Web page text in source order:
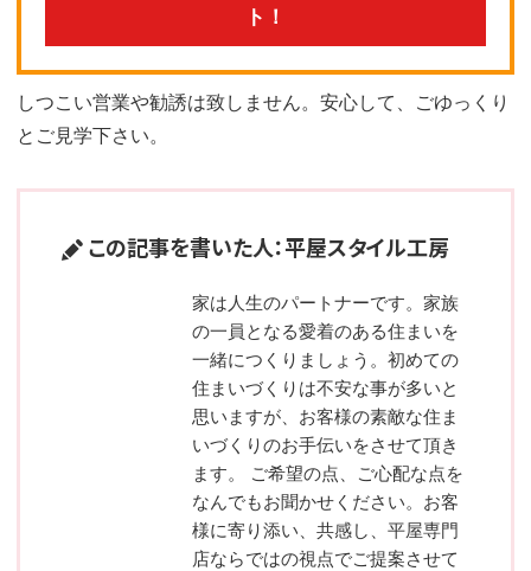
ト！
しつこい営業や勧誘は致しません。安心して、ごゆっくり
とご見学下さい。
この記事を書いた人：平屋スタイル工房
家は人生のパートナーです。家族
の一員となる愛着のある住まいを
一緒につくりましょう。初めての
住まいづくりは不安な事が多いと
思いますが、お客様の素敵な住ま
いづくりのお手伝いをさせて頂き
ます。 ご希望の点、ご心配な点を
なんでもお聞かせください。お客
様に寄り添い、共感し、平屋専門
店ならではの視点でご提案させて